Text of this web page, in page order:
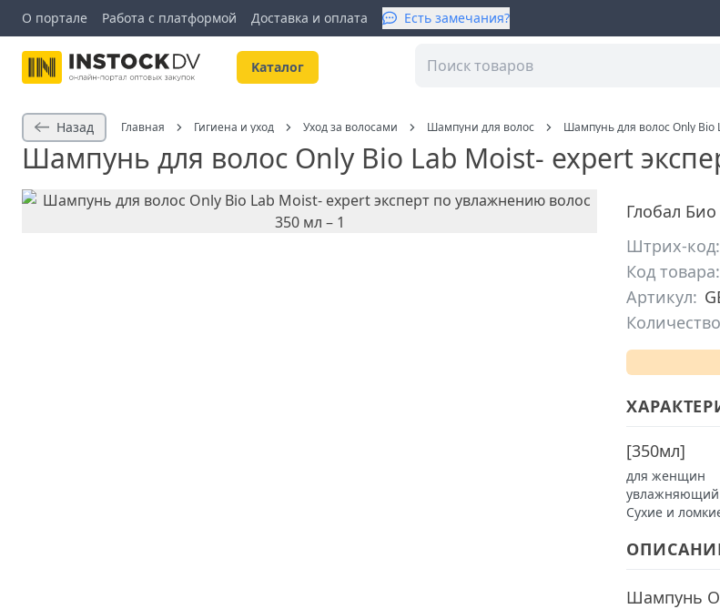
О портале Работа с платформой Доставка и оплата Есть замечания?
Kаталог
Назад Главная Гигиена и уход Уход за волосами Шампуни для волос Шампунь для волос Only Bio
Шампунь для волос Only Bio Lab Moist- expert
Глобал
Штрих-код:
Код товара:
Артикул:
[350мл]
для женщин
увлажняющий
Сухие и
Шампунь